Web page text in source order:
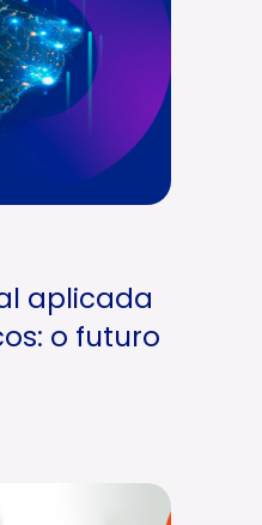
aplicada
o futuro